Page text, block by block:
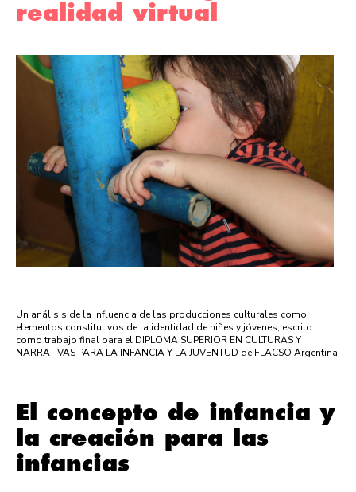
realidad virtual
Un análisis de la influencia de las producciones culturales como
elementos constitutivos de la identidad de niñes y jóvenes, escrito
como trabajo final para el DIPLOMA SUPERIOR EN CULTURAS Y
NARRATIVAS PARA LA INFANCIA Y LA JUVENTUD de FLACSO Argentina.
El concepto de infancia y
la creación para las
infancias